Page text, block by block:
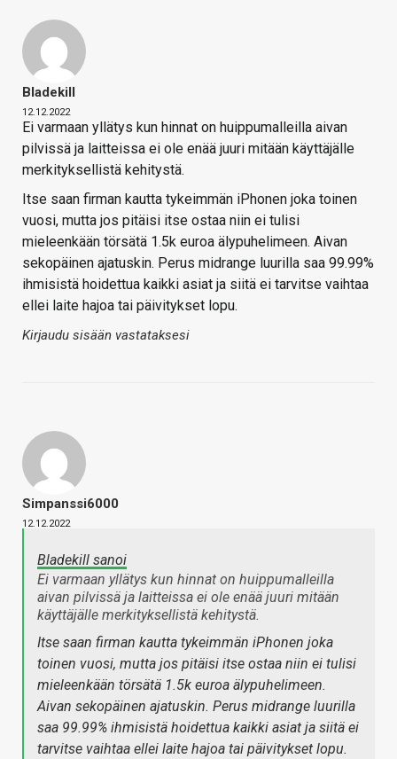
Bladekill
12.12.2022
Ei varmaan yllätys kun hinnat on huippumalleilla aivan
pilvissä ja laitteissa ei ole enää juuri mitään käyttäjälle
merkityksellistä kehitystä.
Itse saan firman kautta tykeimmän iPhonen joka toinen
vuosi, mutta jos pitäisi itse ostaa niin ei tulisi
mieleenkään törsätä 1.5k euroa älypuhelimeen. Aivan
sekopäinen ajatuskin. Perus midrange luurilla saa 99.99%
ihmisistä hoidettua kaikki asiat ja siitä ei tarvitse vaihtaa
ellei laite hajoa tai päivitykset lopu.
Kirjaudu sisään vastataksesi
Simpanssi6000
12.12.2022
Bladekill sanoi
Ei varmaan yllätys kun hinnat on huippumalleilla
aivan pilvissä ja laitteissa ei ole enää juuri mitään
käyttäjälle merkityksellistä kehitystä.
Itse saan firman kautta tykeimmän iPhonen joka
toinen vuosi, mutta jos pitäisi itse ostaa niin ei tulisi
mieleenkään törsätä 1.5k euroa älypuhelimeen.
Aivan sekopäinen ajatuskin. Perus midrange luurilla
saa 99.99% ihmisistä hoidettua kaikki asiat ja siitä ei
tarvitse vaihtaa ellei laite hajoa tai päivitykset lopu.